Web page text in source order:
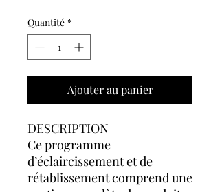
Quantité *
Ajouter au panier
DESCRIPTION
Ce programme
d’éclaircissement et de
rétablissement comprend une